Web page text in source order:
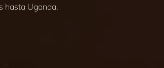
hasta Uganda.